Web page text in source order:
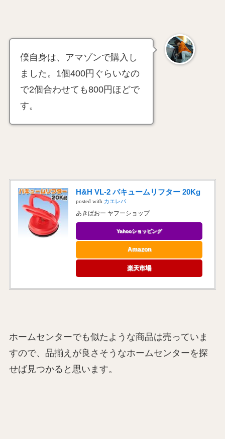
僕自身は、アマゾンで購入し
ました。1個400円ぐらいなの
で2個合わせても800円ほどで
す。
H&H VL-2 バキュームリフター 20Kg
posted with カエレバ
あきばおー ヤフーショップ
Yahooショッピング
Amazon
楽天市場
ホームセンターでも似たような商品は売っていま
すので、品揃えが良さそうなホームセンターを探
せば見つかると思います。